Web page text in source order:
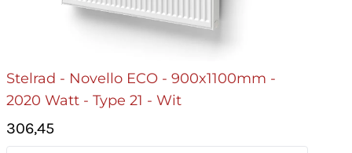
Stelrad - Novello ECO - 900x1100mm -
2020 Watt - Type 21 - Wit
306,45